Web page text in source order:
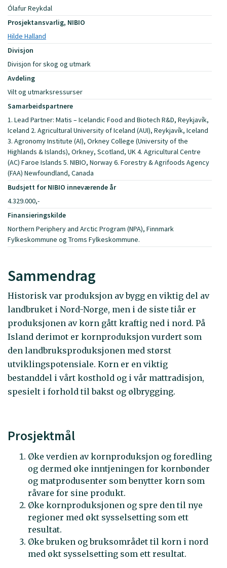
Ólafur Reykdal
Prosjektansvarlig, NIBIO
Hilde Halland
Divisjon
Divisjon for skog og utmark
Avdeling
Vilt og utmarksressurser
Samarbeidspartnere
1. Lead Partner: Matis – Icelandic Food and Biotech R&D, Reykjavík,
Iceland 2. Agricultural University of Iceland (AUI), Reykjavík, Iceland
3. Agronomy Institute (AI), Orkney College (University of the
Highlands & Islands), Orkney, Scotland, UK 4. Agricultural Centre
(AC) Faroe Islands 5. NIBIO, Norway 6. Forestry & Agrifoods Agency
(FAA) Newfoundland, Canada
Budsjett for NIBIO inneværende år
4.329.000,-
Finansieringskilde
Northern Periphery and Arctic Program (NPA), Finnmark
Fylkeskommune og Troms Fylkeskommune.
Sammendrag
Historisk var produksjon av bygg en viktig del av
landbruket i Nord-Norge, men i de siste tiår er
produksjonen av korn gått kraftig ned i nord. På
Island derimot er kornproduksjon vurdert som
den landbruksproduksjonen med størst
utviklingspotensiale. Korn er en viktig
bestanddel i vårt kosthold og i vår mattradisjon,
spesielt i forhold til bakst og ølbrygging.
Prosjektmål
Øke verdien av kornproduksjon og foredling
og dermed øke inntjeningen for kornbønder
og matprodusenter som benytter korn som
råvare for sine produkt.
Øke kornproduksjonen og spre den til nye
regioner med økt sysselsetting som ett
resultat.
Øke bruken og bruksområdet til korn i nord
med økt sysselsetting som ett resultat.